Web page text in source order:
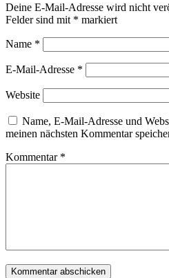
Deine E-Mail-Adresse wird nicht
Felder sind mit * markiert
Name *
E-Mail-Adresse *
Website
Name, E-Mail-Adresse und
meinen nächsten Kommentar
Kommentar *